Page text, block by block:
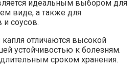
идеальным выбором для
виде, а также для
и соусов.
отличаются высокой
устойчивостью к болезням.
сроком хранения.